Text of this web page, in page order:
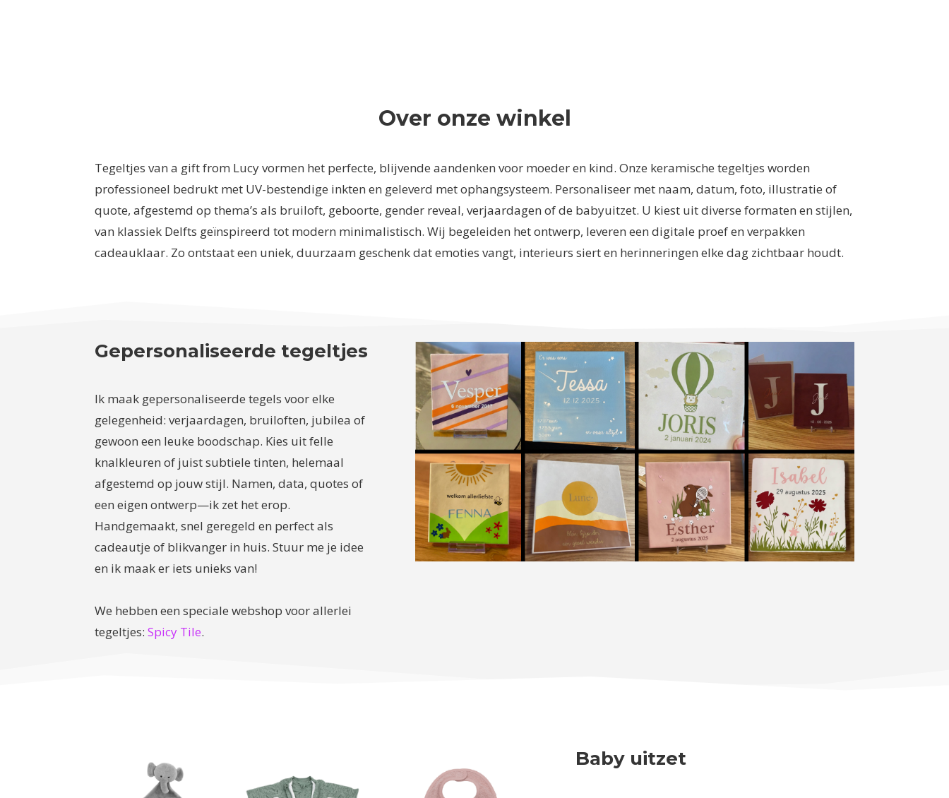
Over onze winkel
Tegeltjes van a gift from Lucy vormen het perfecte, blijvende aandenken voor moeder en kind. Onze keramische tegeltjes worden
professioneel bedrukt met UV-bestendige inkten en geleverd met ophangsysteem. Personaliseer met naam, datum, foto, illustratie of
quote, afgestemd op thema’s als bruiloft, geboorte, gender reveal, verjaardagen of de babyuitzet. U kiest uit diverse formaten en stijlen,
van klassiek Delfts geïnspireerd tot modern minimalistisch. Wij begeleiden het ontwerp, leveren een digitale proef en verpakken
cadeauklaar. Zo ontstaat een uniek, duurzaam geschenk dat emoties vangt, interieurs siert en herinneringen elke dag zichtbaar houdt.
Gepersonaliseerde tegeltjes
Ik maak gepersonaliseerde tegels voor elke
gelegenheid: verjaardagen, bruiloften, jubilea of
gewoon een leuke boodschap. Kies uit felle
knalkleuren of juist subtiele tinten, helemaal
afgestemd op jouw stijl. Namen, data, quotes of
een eigen ontwerp—ik zet het erop.
Handgemaakt, snel geregeld en perfect als
cadeautje of blikvanger in huis. Stuur me je idee
en ik maak er iets unieks van!
We hebben een speciale webshop voor allerlei
tegeltjes:Spicy Tile.
Baby uitzet